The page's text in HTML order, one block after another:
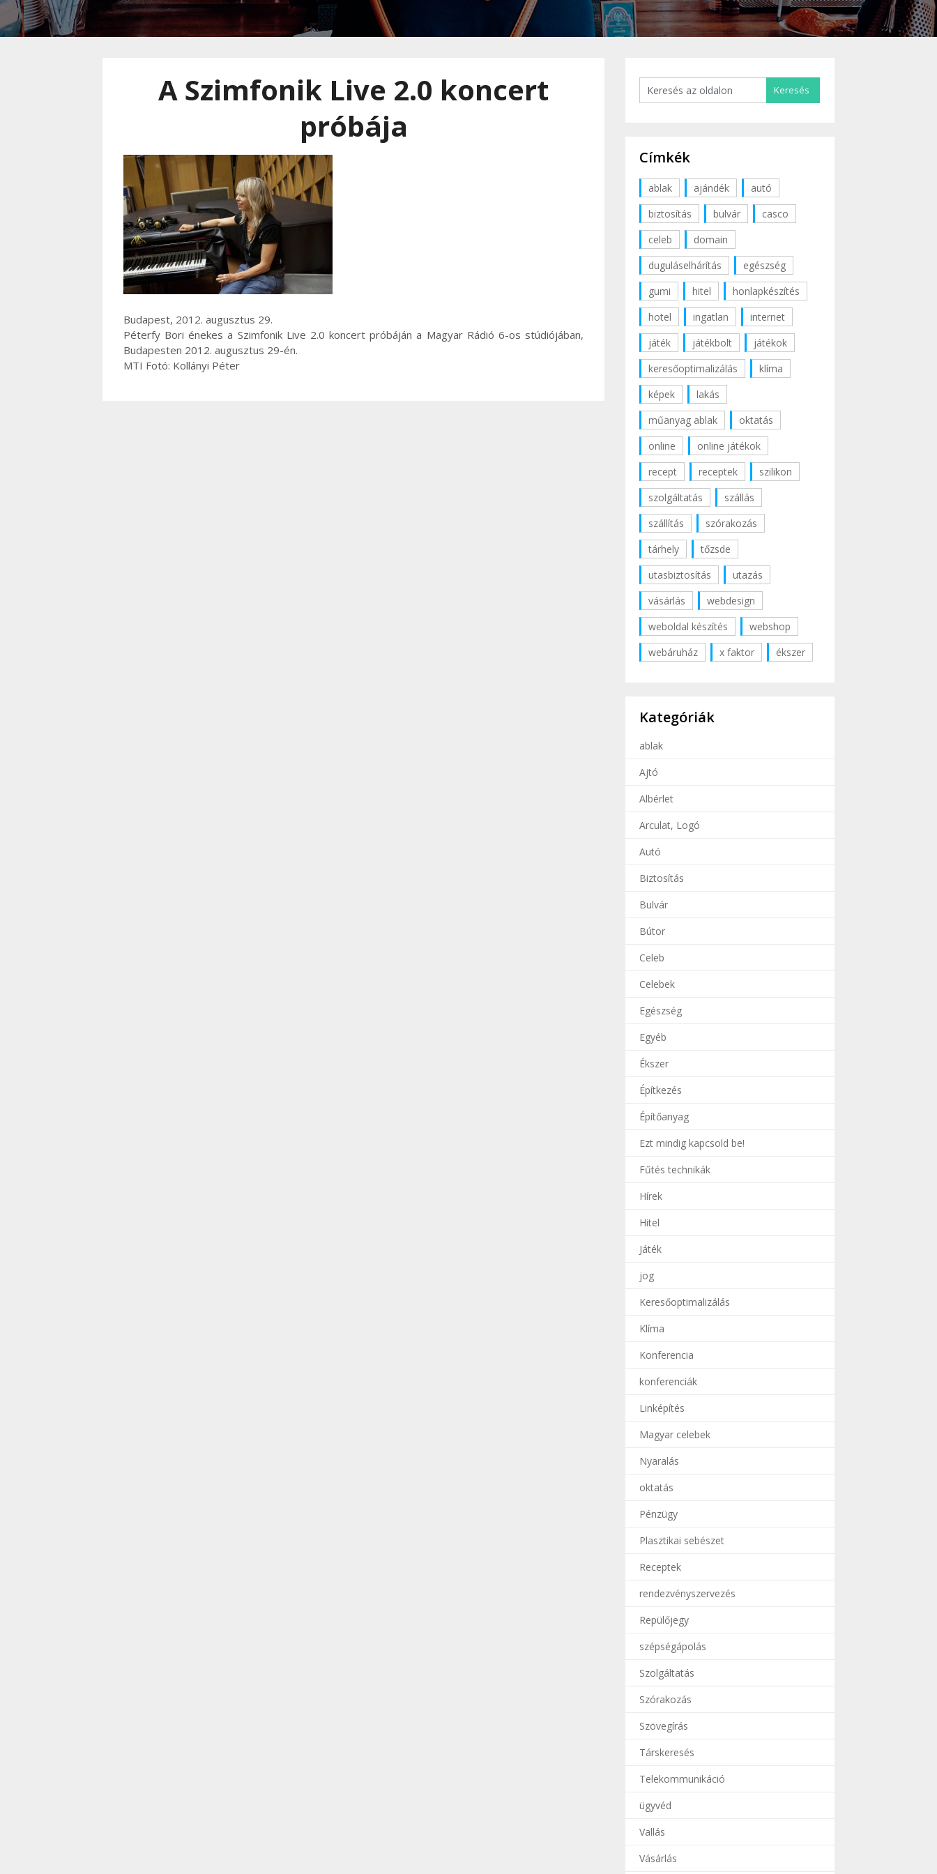
A Szimfonik Live 2.0 koncert
próbája
Budapest, 2012. augusztus 29.
Péterfy Bori énekes a Szimfonik Live 2.0 koncert próbáján a Magyar Rádió 6-os stúdiójában,
Budapesten 2012. augusztus 29-én.
MTI Fotó: Kollányi Péter
Címkék
ablak ajándék
autó
biztosítás
bulvár
casco
celeb
domain
duguláselhárítás
egészség
gumi
hitel
honlapkészítés
hotel
ingatlan
internet
játék
játékbolt
játékok
keresőoptimalizálás
klíma
képek
lakás
műanyag ablak
oktatás
online
online játékok
recept
receptek
szilikon
szolgáltatás
szállás
szállítás
szórakozás
tárhely
tőzsde
utasbiztosítás
utazás
vásárlás
webdesign
weboldal készítés
webshop
webáruház
x faktor ékszer
Kategóriák
ablak
Ajtó
Albérlet
Arculat, Logó
Autó
Biztosítás
Bulvár
Bútor
Celeb
Celebek
Egészség
Egyéb
Ékszer
Építkezés
Építőanyag
Ezt mindig kapcsold be!
Fűtés technikák
Hírek
Hitel
Játék
jog
Keresőoptimalizálás
Klíma
Konferencia
konferenciák
Linképítés
Magyar celebek
Nyaralás
oktatás
Pénzügy
Plasztikai sebészet
Receptek
rendezvényszervezés
Repülőjegy
szépségápolás
Szolgáltatás
Szórakozás
Szövegírás
Társkeresés
Telekommunikáció
ügyvéd
Vallás
Vásárlás